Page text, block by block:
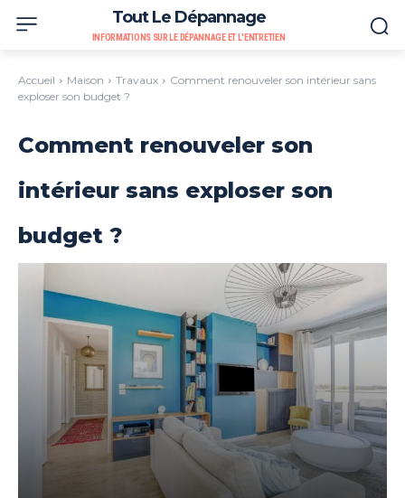
Tout Le Dépannage
INFORMATIONS SUR LE DÉPANNAGE ET L'ENTRETIEN
Accueil Maison Travaux
Comment renouveler son intérieur sans
exploser son budget ?
Comment renouveler son
intérieur sans exploser son
budget ?